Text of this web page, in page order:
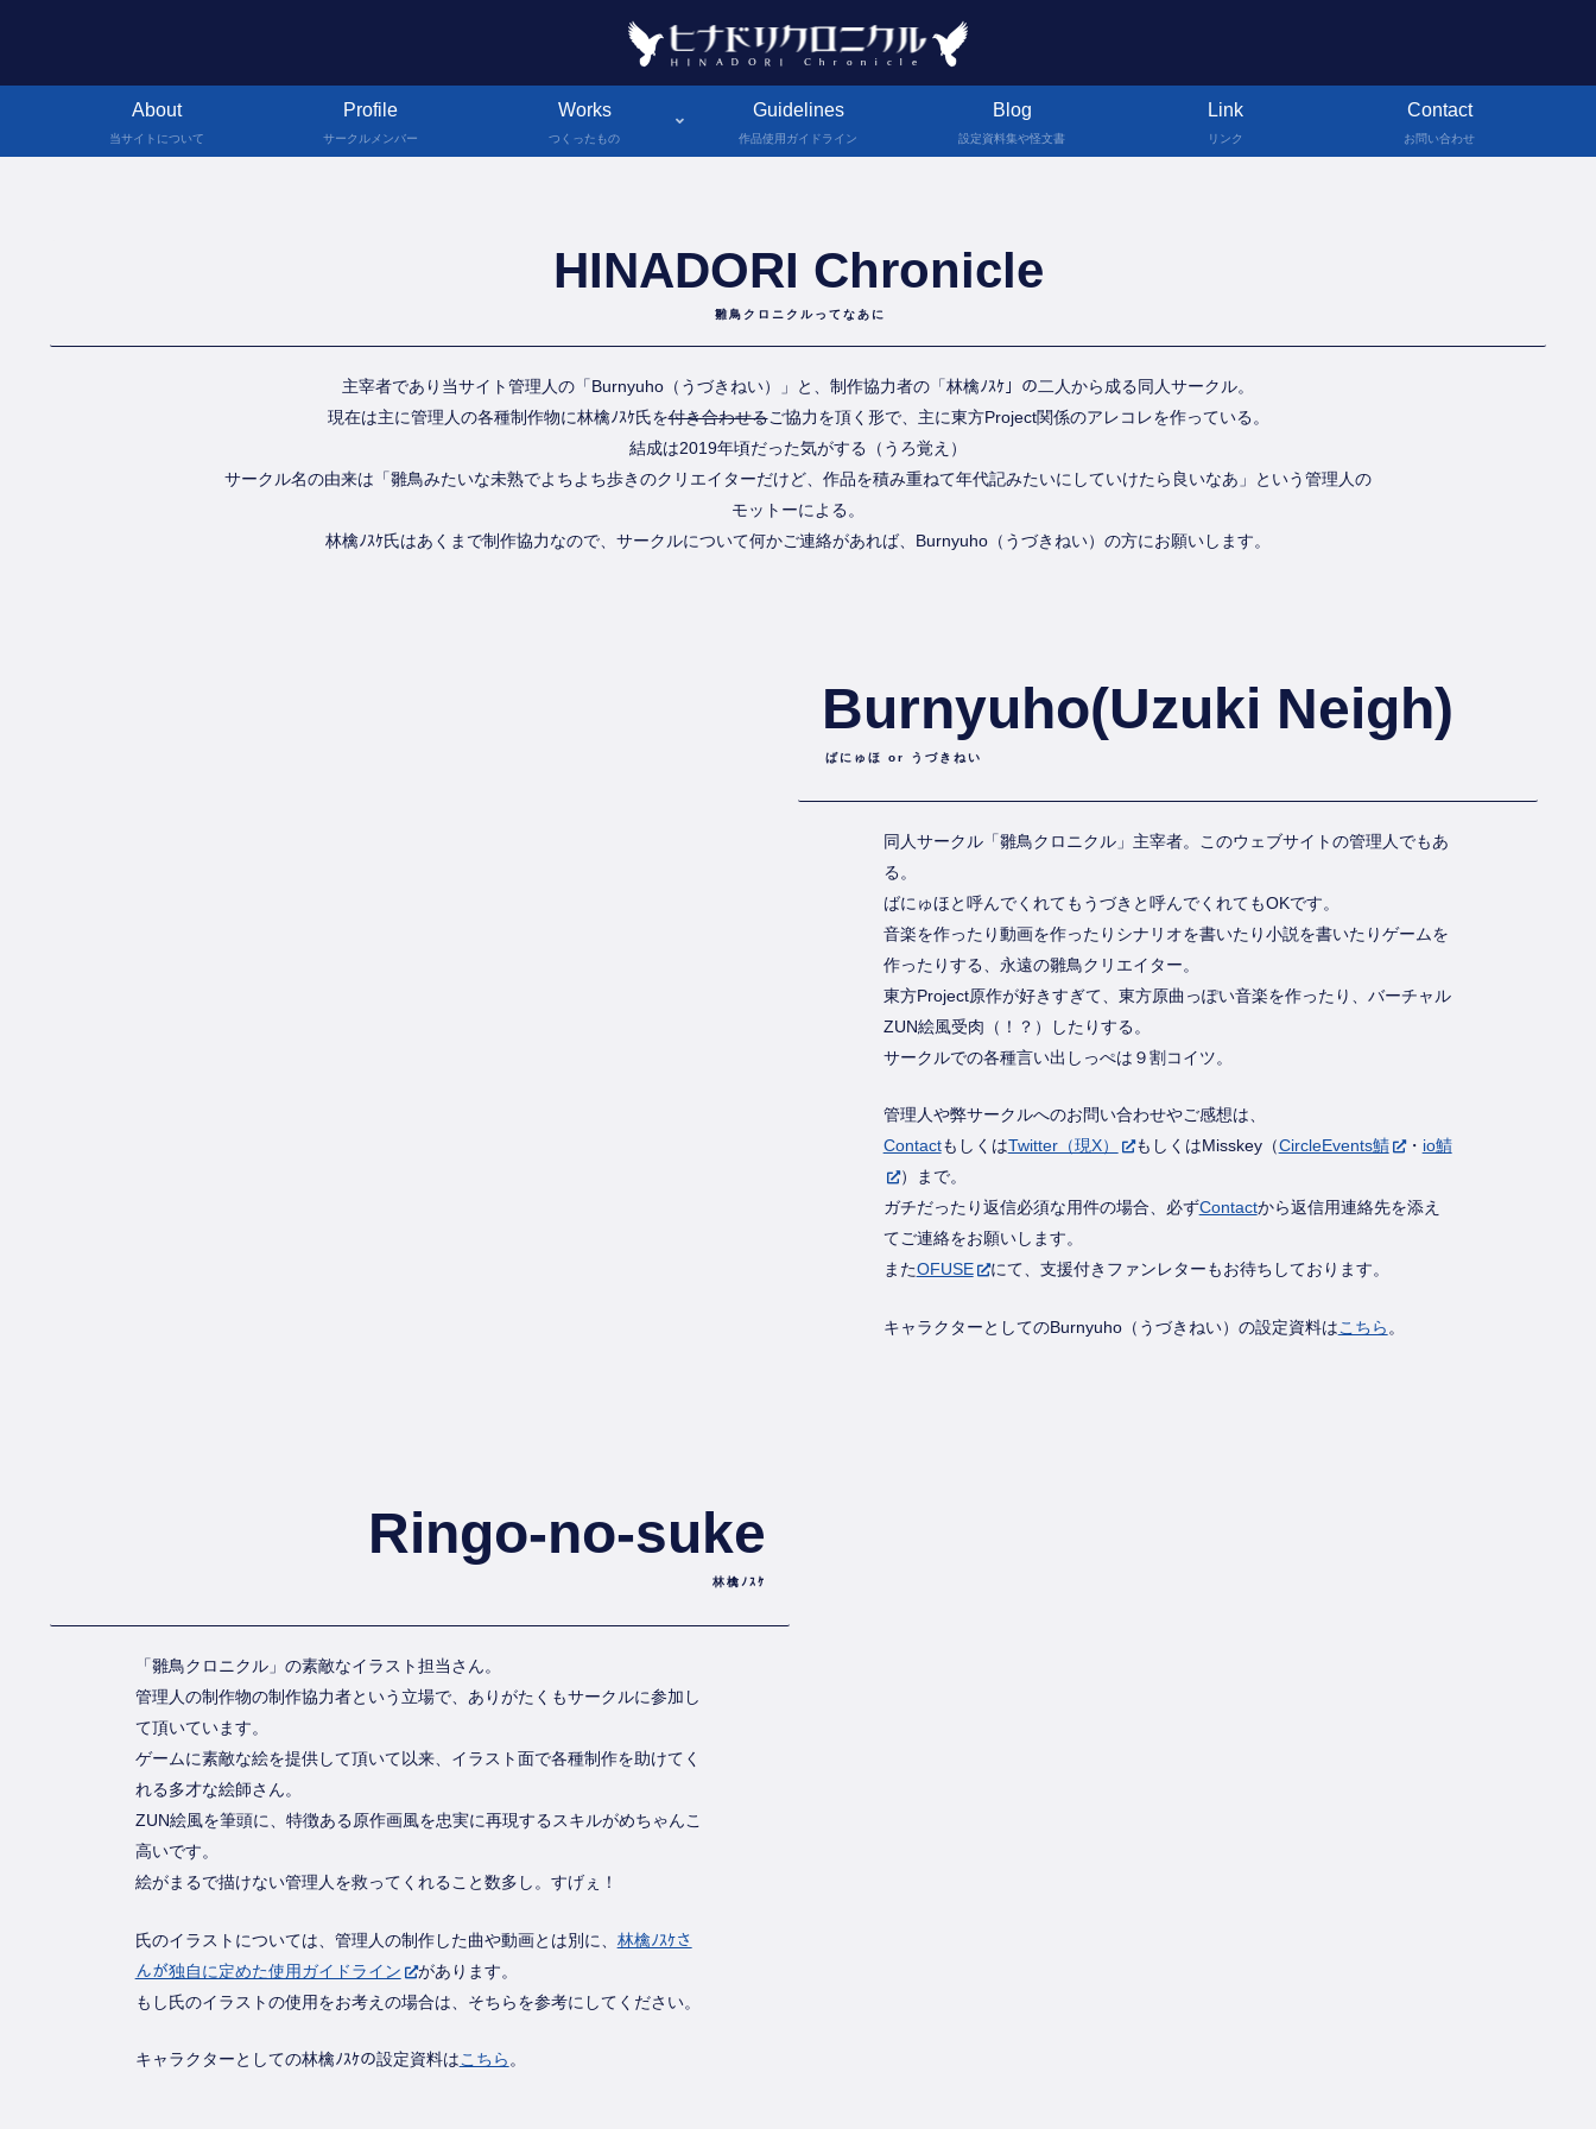
About
当サイトについて
Profile
サークルメンバー
Works
つくったもの
Guidelines
作品使用ガイドライン
Blog
設定資料集や怪文書
Link
リンク
Contact
お問い合わせ
HINADORI Chronicle
雛鳥クロニクルってなあに
主宰者であり当サイト管理人の「Burnyuho（うづきねい）」と、制作協力者の「林檎ﾉｽｹ」の二人から成る同人サークル。
現在は主に管理人の各種制作物に林檎ﾉｽｹ氏を付き合わせるご協力を頂く形で、主に東方Project関係のアレコレを作っている。
結成は2019年頃だった気がする（うろ覚え）
サークル名の由来は「雛鳥みたいな未熟でよちよち歩きのクリエイターだけど、作品を積み重ねて年代記みたいにしていけたら良いなあ」という管理人の
モットーによる。
林檎ﾉｽｹ氏はあくまで制作協力なので、サークルについて何かご連絡があれば、Burnyuho（うづきねい）の方にお願いします。
Burnyuho(Uzuki Neigh)
ばにゅほ or うづきねい
同人サークル「雛鳥クロニクル」主宰者。このウェブサイトの管理人でもあ
る。
ばにゅほと呼んでくれてもうづきと呼んでくれてもOKです。
音楽を作ったり動画を作ったりシナリオを書いたり小説を書いたりゲームを
作ったりする、永遠の雛鳥クリエイター。
東方Project原作が好きすぎて、東方原曲っぽい音楽を作ったり、バーチャル
ZUN絵風受肉（！？）したりする。
サークルでの各種言い出しっぺは９割コイツ。
管理人や弊サークルへのお問い合わせやご感想は、
ContactもしくはTwitter（現X） もしくはMisskey（CircleEvents鯖 ・ io鯖
）まで。
ガチだったり返信必須な用件の場合、必ずContactから返信用連絡先を添え
てご連絡をお願いします。
またOFUSE にて、支援付きファンレターもお待ちしております。
キャラクターとしてのBurnyuho（うづきねい）の設定資料はこちら 。
Ringo-no-suke
林檎ﾉｽｹ
「雛鳥クロニクル」の素敵なイラスト担当さん。
管理人の制作物の制作協力者という立場で、ありがたくもサークルに参加し
て頂いています。
ゲームに素敵な絵を提供して頂いて以来、イラスト面で各種制作を助けてく
れる多才な絵師さん。
ZUN絵風を筆頭に、特徴ある原作画風を忠実に再現するスキルがめちゃんこ
高いです。
絵がまるで描けない管理人を救ってくれること数多し。すげぇ！
氏のイラストについては、管理人の制作した曲や動画とは別に、 林檎ﾉｽｹさ
んが独自に定めた使用ガイドライン
があります。
もし氏のイラストの使用をお考えの場合は、そちらを参考にしてください。
キャラクターとしての林檎ﾉｽｹの設定資料はこちら。